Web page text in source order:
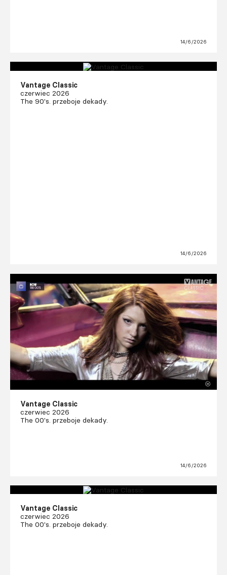
14/6/2026
Vantage Classic
czerwiec 2026
The 90's. przeboje dekady.
14/6/2026
Vantage Classic
czerwiec 2026
The 00's. przeboje dekady.
14/6/2026
Vantage Classic
czerwiec 2026
The 00's. przeboje dekady.